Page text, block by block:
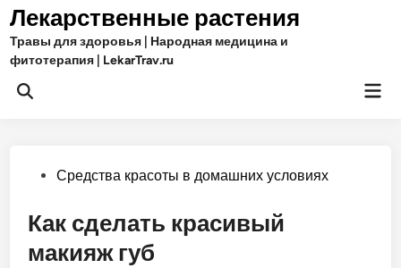
Перейти
содержимому
Лекарственные растения
Травы для здоровья | Народная медицина и
фитотерапия | LekarTrav.ru
Открыть
Опубликовано
Средства красоты в домашних условиях
Как сделать красивый
макияж губ